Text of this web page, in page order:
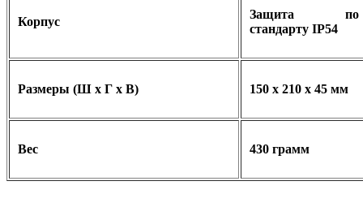
Корпус
Защита по
стандарту IP54
Размеры (Ш х Г х В) 150 х 210 х 45 мм
Вес 430 грамм